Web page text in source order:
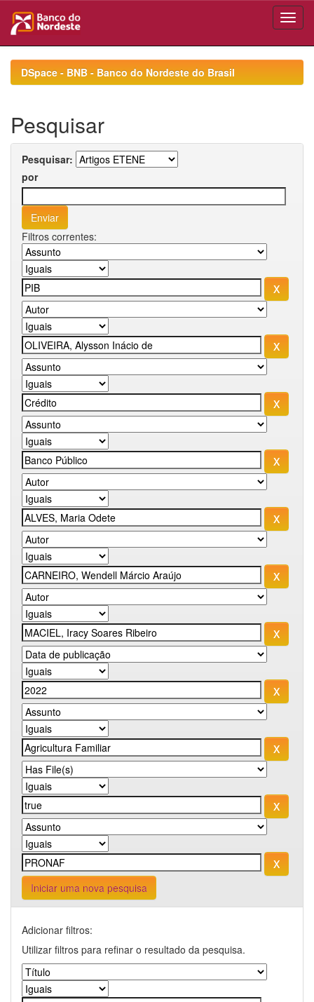
navigationDSpace - BNB - Banco do Nordeste do Brasil
Pesquisar
Pesquisar:
por
Filtros correntes:
Iniciar uma nova pesquisa
Adicionar filtros:
Utilizar filtros para refinar o resultado da pesquisa.